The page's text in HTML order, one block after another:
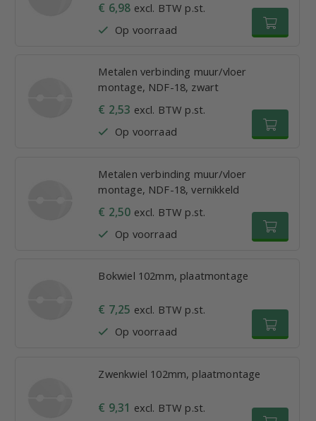
€ 6,98 excl. BTW p.st.
Op voorraad
Metalen verbinding muur/vloer
montage, NDF-18, zwart
€ 2,53 excl. BTW p.st.
Op voorraad
Metalen verbinding muur/vloer
montage, NDF-18, vernikkeld
€ 2,50 excl. BTW p.st.
Op voorraad
Bokwiel 102mm, plaatmontage
€ 7,25 excl. BTW p.st.
Op voorraad
Zwenkwiel 102mm, plaatmontage
€ 9,31 excl. BTW p.st.